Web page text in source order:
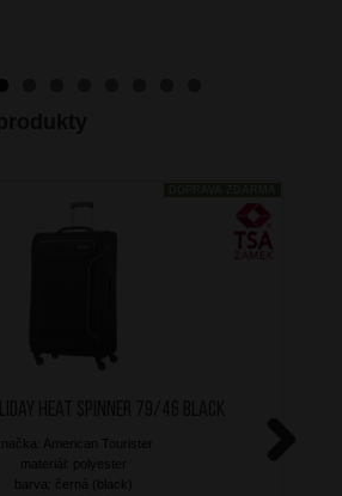
značka: American Tourister
materiál: polyester
barva: černá (black)